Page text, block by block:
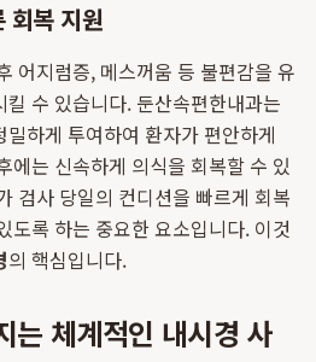
회복 지원
어지럼증, 메스꺼움 등 불편감을 유
수 있습니다. 둔산속편한내과는
하게 투여하여 환자가 편안하게
에는 신속하게 의식을 회복할 수 있
검사 당일의 컨디션을 빠르게 회복
도록 하는 중요한 요소입니다. 이것
의 핵심입니다.
는 체계적인 내시경 사